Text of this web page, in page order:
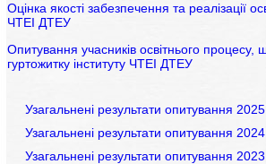
Оцінка якості забезпечення та реалізації
ЧТЕІ ДТЕУ
Опитування учасників освітнього
гуртожитку інституту ЧТЕІ ДТЕУ
Узагальнені результати опитування 2025
Узагальнені результати опитування 2024
Узагальнені результати опитування 2023